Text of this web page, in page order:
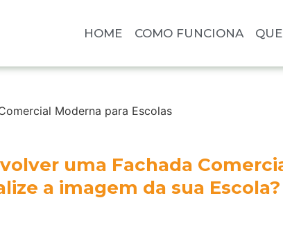
HOME COMO FUNCIONA
uma Fachada
a imagem da sua Escola?